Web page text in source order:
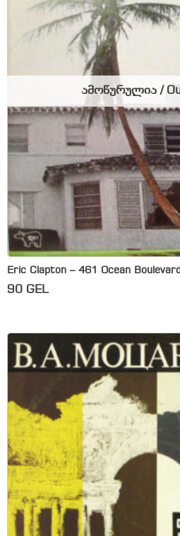
Eric Clapton – 461 Ocean
90 GEL
ამოწურულია /